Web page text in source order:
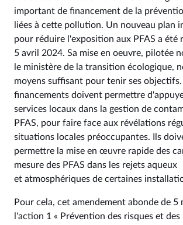
important de financement de la
liées à cette pollution. Un nouveau plan
pour réduire l'exposition aux PFAS a été
5 avril 2024. Sa mise en oeuvre, pilotée
le ministère de la transition écologique,
moyens suffisant pour tenir ses objectifs.
financements doivent permettre
services locaux dans la gestion de
PFAS, pour faire face aux révélations
situations locales préoccupantes. Ils
permettre la mise en œuvre rapide des
mesure des PFAS dans les rejets aqueux
et atmosphériques de certaines
Pour cela, cet amendement abonde de 5
l'action 1 « Prévention des risques et